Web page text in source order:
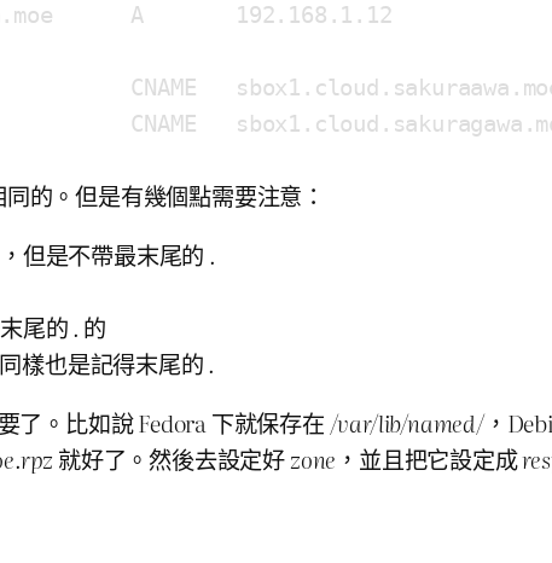
A 192.168 .1 .12
CNAME
CNAME
的。但是有幾個點需要注意：
但是不帶最末尾的 .
尾的. 的
同樣也是記得末尾的.
了。比如說 Fedora 下就保存在 /var/lib/named/，
就好了。然後去設定好zone ，並且把它設定成